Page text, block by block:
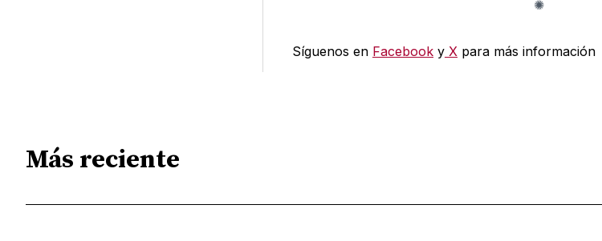
Síguenos en FacebookyX para más información
Más reciente